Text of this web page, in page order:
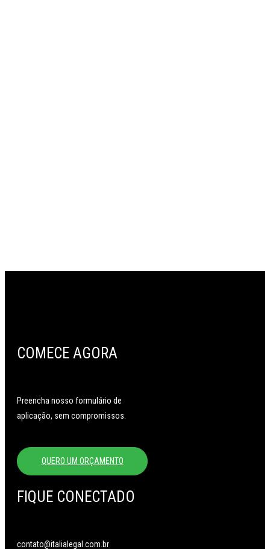
COMECE AGORA
Preencha nosso formulário de
aplicação, sem compromissos.
QUERO UM ORÇAMENTO
FIQUE CONECTADO
contato@italialegal.com.br